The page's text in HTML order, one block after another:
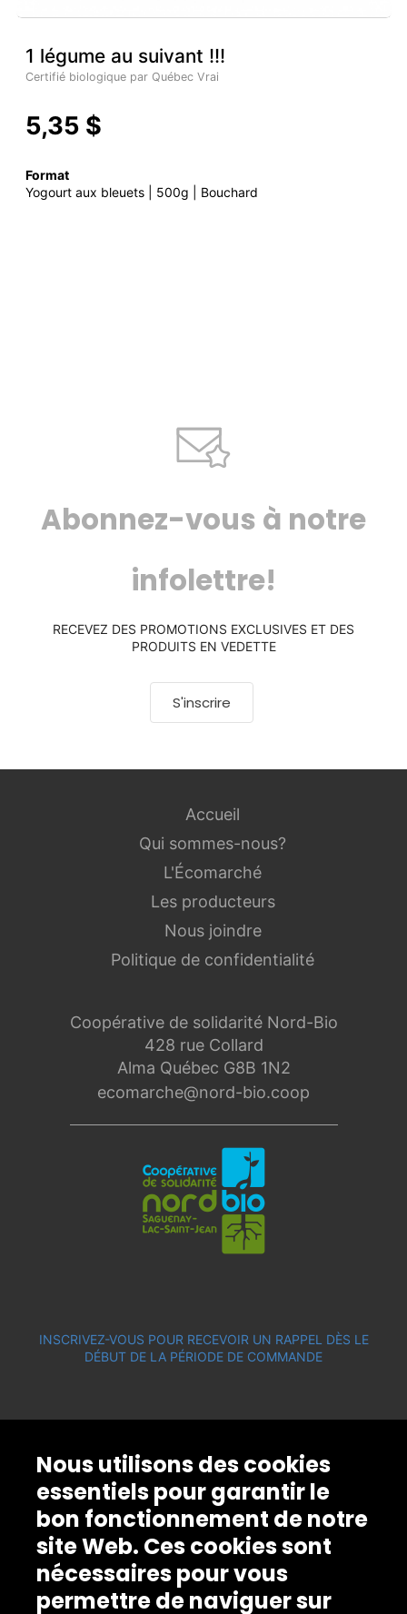
1 légume au suivant !!!
Certifié biologique par Québec Vrai
5,35 $
Format
Yogourt aux bleuets | 500g | Bouchard
Abonnez-vous à notre
infolettre!
RECEVEZ DES PROMOTIONS EXCLUSIVES ET DES
PRODUITS EN VEDETTE
S'inscrire
Coopérative de solidarité Nord-Bio
428 rue Collard
Alma Québec G8B 1N2
ecomarche@nord-bio.coop
Accueil
Qui sommes-nous?
L'Écomarché
Les producteurs
Nous joindre
Politique de confidentialité
INSCRIVEZ-VOUS POUR RECEVOIR UN RAPPEL DÈS LE
DÉBUT DE LA PÉRIODE DE COMMANDE
Nous utilisons des cookies
essentiels pour garantir le
bon fonctionnement de notre
site Web. Ces cookies sont
nécessaires pour vous
permettre de naviguer sur